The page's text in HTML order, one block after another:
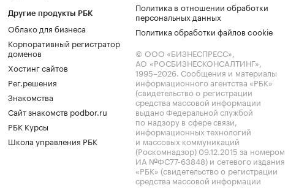
Другие продукты РБК
Облако для бизнеса
Корпоративный регистратор
доменов
Хостинг сайтов
Рег.решения
Знакомства
Сайт знакомств podbor.ru
РБК Курсы
Школа управления РБК
Политика в отношении обработки
персональных данных
Политика обработки файлов cookie
© ООО «БИЗНЕСПРЕСС»,
АО «РОСБИЗНЕСКОНСАЛТИНГ»,
1995–2026. Сообщения и материалы
информационного агентства «РБК»
(свидетельство о регистрации
средства массовой информации
выдано Федеральной службой
по надзору в сфере связи,
информационных технологий
и массовых коммуникаций
(Роскомнадзор) 09.12.2015 за номером
ИА №ФС77-63848) и сетевого издания
«РБК» (свидетельство о регистрации
средства массовой информации